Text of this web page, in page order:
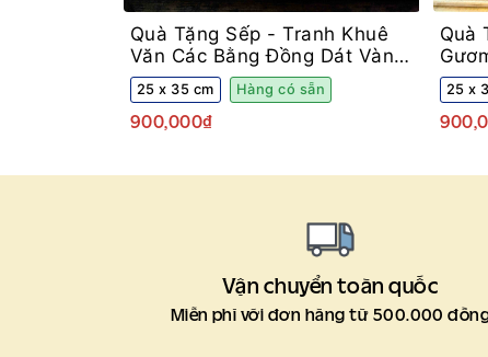
Quà Tặng Sếp -Tranh Khuê
Văn Các Bằng Đồng Dát Vàng
Khung Gỗ Sồi Để Bàn
25 x 35 cm Hàng có sẵn
900,000₫
Quà
25 x
Vận chuyển toàn quốc
Miễn phí với đơn hàng từ 500.000